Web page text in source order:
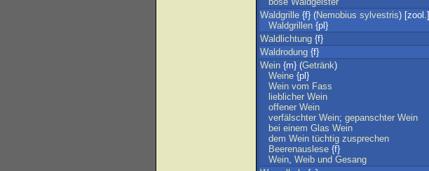
Waldgrille {f} (Nemobius sylvestris) [zool.]
Waldgrillen {pl}
Waldlichtung {f}
Waldrodung {f}
Wein {m} (Getränk)
Weine {pl}
Wein vom Fass
lieblicher Wein
offener Wein
verfälschter Wein; gepanschter Wein
bei einem Glas Wein
dem Wein tüchtig zusprechen
Beerenauslese {f}
Wein, Weib und Gesang